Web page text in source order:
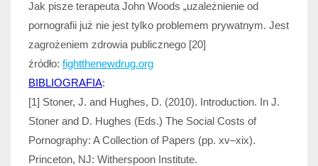
Jak pisze terapeuta John Woods „uzależnienie od
pornografii już nie jest tylko problemem prywatnym. Jest
zagrożeniem zdrowia publicznego [20]
źródło: fightthenewdrug.org
BIBLIOGRAFIA:
[1] Stoner, J. and Hughes, D. (2010). Introduction. In J.
Stoner and D. Hughes (Eds.) The Social Costs of
Pornography: A Collection of Papers (pp. xv–xix).
Princeton, NJ: Witherspoon Institute.